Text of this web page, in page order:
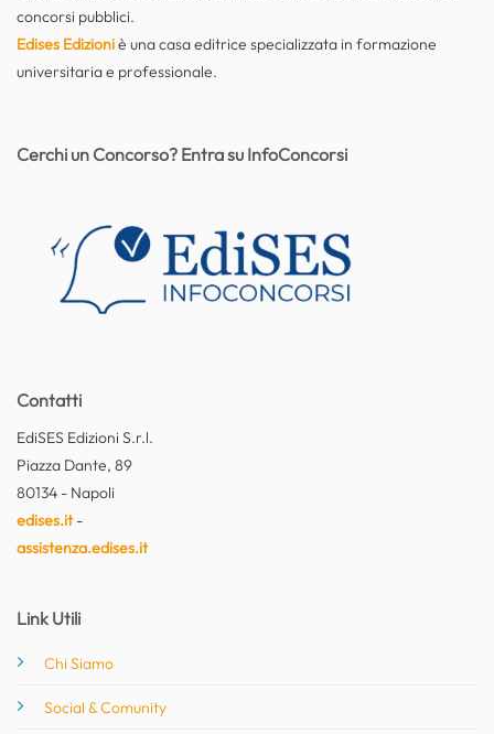
concorsi pubblici.
Edises Edizioniè una casa editrice specializzata in formazione
universitaria e professionale.
Contatti
EdiSES Edizioni S.r.l.
Piazza Dante, 89
80134 - Napoli
edises.it-
assistenza.edises.it
Link Utili
Chi Siamo
Social & Comunity
Cerchi un Concorso? Entra su InfoConcorsi